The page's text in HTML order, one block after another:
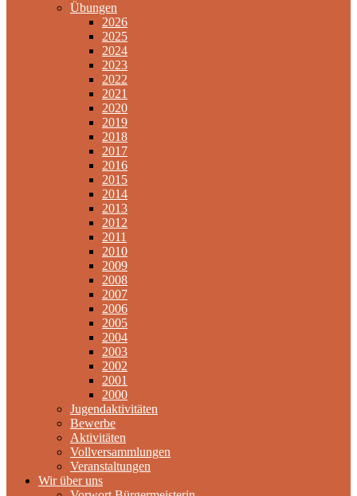
Übungen
2026
2025
2024
2023
2022
2021
2020
2019
2018
2017
2016
2015
2014
2013
2012
2011
2010
2009
2008
2007
2006
2005
2004
2003
2002
2001
2000
Jugendaktivitäten
Bewerbe
Aktivitäten
Vollversammlungen
Veranstaltungen
Wir über uns